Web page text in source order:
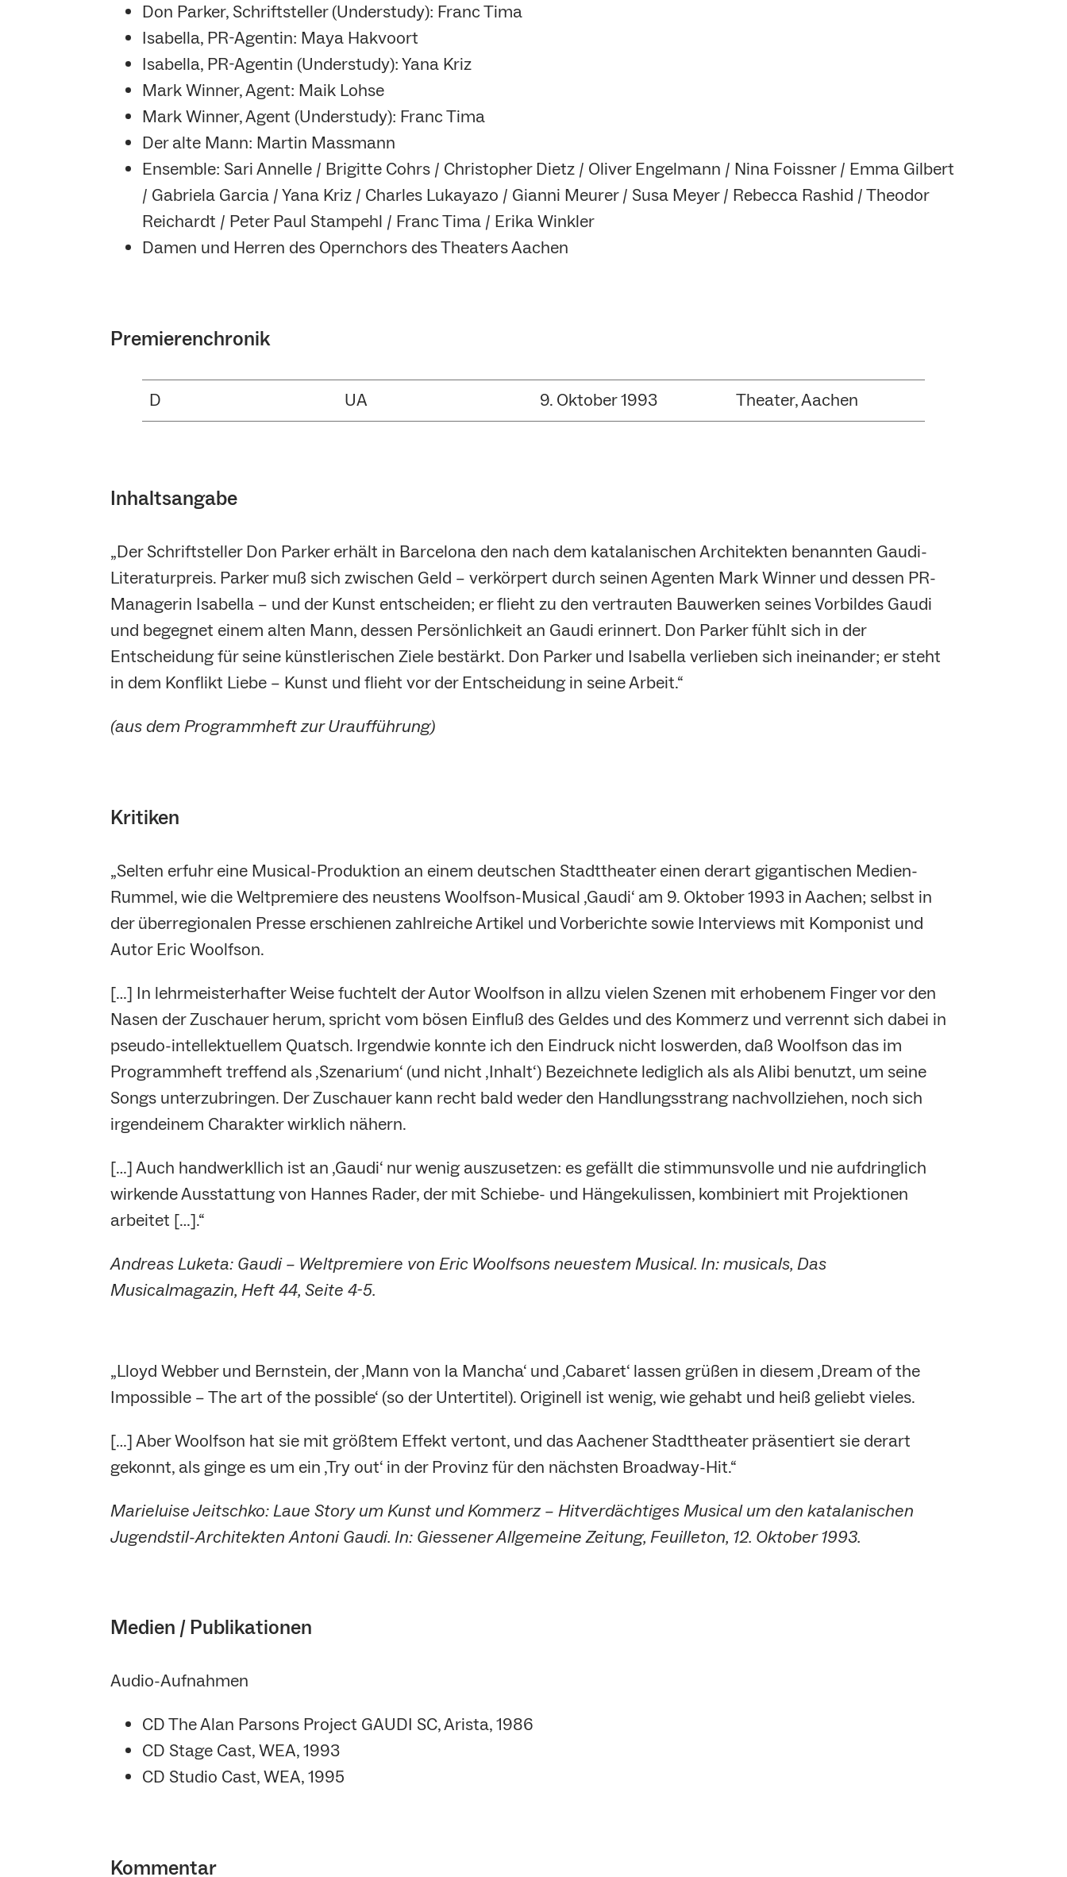
Don Parker, Schriftsteller (Understudy): Franc Tima
Isabella, PR-Agentin: Maya Hakvoort
Isabella, PR-Agentin (Understudy): Yana Kriz
Mark Winner, Agent: Maik Lohse
Mark Winner, Agent (Understudy): Franc Tima
Der alte Mann: Martin Massmann
Ensemble: Sari Annelle / Brigitte Cohrs / Christopher Dietz / Oliver Engelmann / Nina Foissner / Emma Gilbert
/ Gabriela Garcia / Yana Kriz / Charles Lukayazo / Gianni Meurer / Susa Meyer / Rebecca Rashid / Theodor
Reichardt / Peter Paul Stampehl / Franc Tima / Erika Winkler
Damen und Herren des Opernchors des Theaters Aachen
Premierenchronik
D UA 9. Oktober 1993 Theater, Aachen
Inhaltsangabe
„Der Schriftsteller Don Parker erhält in Barcelona den nach dem katalanischen Architekten benannten Gaudi-
Literaturpreis. Parker muß sich zwischen Geld – verkörpert durch seinen Agenten Mark Winner und dessen PR-
Managerin Isabella – und der Kunst entscheiden; er flieht zu den vertrauten Bauwerken seines Vorbildes Gaudi
und begegnet einem alten Mann, dessen Persönlichkeit an Gaudi erinnert. Don Parker fühlt sich in der
Entscheidung für seine künstlerischen Ziele bestärkt. Don Parker und Isabella verlieben sich ineinander; er steht
in dem Konflikt Liebe – Kunst und flieht vor der Entscheidung in seine Arbeit.“
(aus dem Programmheft zur Uraufführung)
Kritiken
„Selten erfuhr eine Musical-Produktion an einem deutschen Stadttheater einen derart gigantischen Medien-
Rummel, wie die Weltpremiere des neustens Woolfson-Musical ‚Gaudi‘ am 9. Oktober 1993 in Aachen; selbst in
der überregionalen Presse erschienen zahlreiche Artikel und Vorberichte sowie Interviews mit Komponist und
Autor Eric Woolfson.
[…] In lehrmeisterhafter Weise fuchtelt der Autor Woolfson in allzu vielen Szenen mit erhobenem Finger vor den
Nasen der Zuschauer herum, spricht vom bösen Einfluß des Geldes und des Kommerz und verrennt sich dabei in
pseudo-intellektuellem Quatsch. Irgendwie konnte ich den Eindruck nicht loswerden, daß Woolfson das im
Programmheft treffend als ‚Szenarium‘ (und nicht ‚Inhalt‘) Bezeichnete lediglich als als Alibi benutzt, um seine
Songs unterzubringen. Der Zuschauer kann recht bald weder den Handlungsstrang nachvollziehen, noch sich
irgendeinem Charakter wirklich nähern.
[…] Auch handwerkllich ist an ‚Gaudi‘ nur wenig auszusetzen: es gefällt die stimmunsvolle und nie aufdringlich
wirkende Ausstattung von Hannes Rader, der mit Schiebe- und Hängekulissen, kombiniert mit Projektionen
arbeitet […].“
Andreas Luketa: Gaudi – Weltpremiere von Eric Woolfsons neuestem Musical. In: musicals, Das
Musicalmagazin, Heft 44, Seite 4-5.
„Lloyd Webber und Bernstein, der ‚Mann von la Mancha‘ und ‚Cabaret‘ lassen grüßen in diesem ‚Dream of the
Impossible – The art of the possible‘ (so der Untertitel). Originell ist wenig, wie gehabt und heiß geliebt vieles.
[…] Aber Woolfson hat sie mit größtem Effekt vertont, und das Aachener Stadttheater präsentiert sie derart
gekonnt, als ginge es um ein ‚Try out‘ in der Provinz für den nächsten Broadway-Hit.“
Marieluise Jeitschko: Laue Story um Kunst und Kommerz – Hitverdächtiges Musical um den katalanischen
Jugendstil-Architekten Antoni Gaudi. In: Giessener Allgemeine Zeitung, Feuilleton, 12. Oktober 1993.
Medien / Publikationen
Audio-Aufnahmen
CD The Alan Parsons Project GAUDI SC, Arista, 1986
CD Stage Cast, WEA, 1993
CD Studio Cast, WEA, 1995
Kommentar